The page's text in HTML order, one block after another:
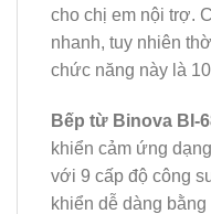
cho chị em nội trợ.
nhanh, tuy nhiên
chức năng này là
Bếp từ Binova BI-
khiển cảm ứng
với 9 cấp độ công
khiển dễ dàng